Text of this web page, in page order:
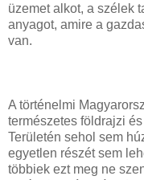
üzemet alkot, a szélek
anyagot, amire a
van.
A történelmi
természetes földrajzi
Területén sehol sem
egyetlen részét sem
többiek ezt meg ne